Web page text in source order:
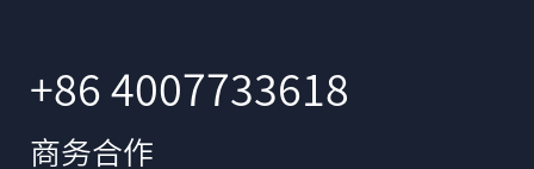
+86 4007733618
商务合作